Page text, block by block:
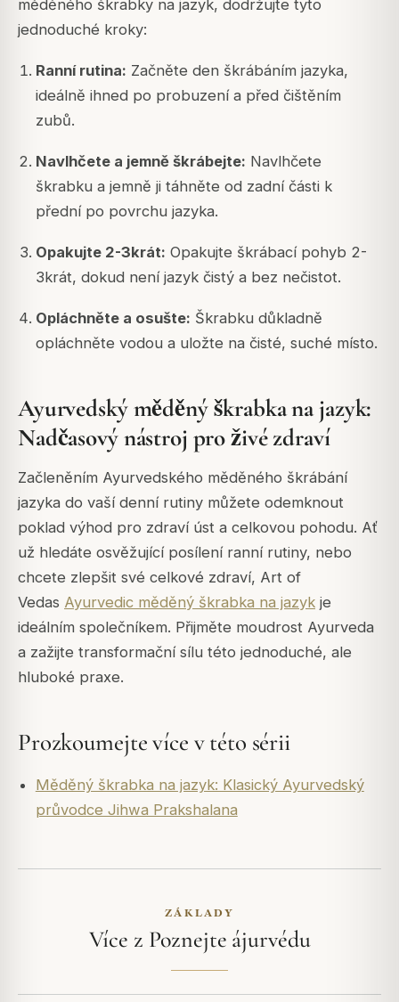
měděného škrabky na jazyk, dodržujte tyto
jednoduché kroky:
Ranní rutina: Začněte den škrábáním jazyka,
ideálně ihned po probuzení a před čištěním
zubů.
Navlhčete a jemně škrábejte: Navlhčete
škrabku a jemně ji táhněte od zadní části k
přední po povrchu jazyka.
Opakujte 2-3krát: Opakujte škrábací pohyb 2-
3krát, dokud není jazyk čistý a bez nečistot.
Opláchněte a osušte: Škrabku důkladně
opláchněte vodou a uložte na čisté, suché místo.
Ayurvedský měděný škrabka na jazyk:
Nadčasový nástroj pro živé zdraví
Začleněním Ayurvedského měděného škrábání
jazyka do vaší denní rutiny můžete odemknout
poklad výhod pro zdraví úst a celkovou pohodu. Ať
už hledáte osvěžující posílení ranní rutiny, nebo
chcete zlepšit své celkové zdraví, Art of
Vedas Ayurvedic měděný škrabka na jazyk je
ideálním společníkem. Přijměte moudrost Ayurveda
a zažijte transformační sílu této jednoduché, ale
hluboké praxe.
Prozkoumejte více v této sérii
Měděný škrabka na jazyk: Klasický Ayurvedský
průvodce Jihwa Prakshalana
ZÁKLADY
Více z Poznejte ájurvédu